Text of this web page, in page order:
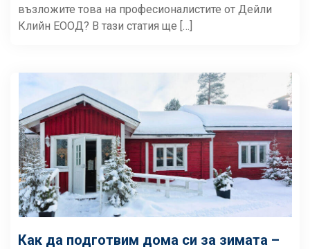
възложите това на професионалистите от Дейли
Клийн ЕООД? В тази статия ще […]
Как да подготвим дома си за зимата –